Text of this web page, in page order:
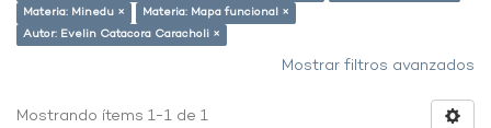
Materia: Minedu ×
Materia: Mapa funcional ×
Autor: Evelin Catacora Caracholi ×
Mostrar filtros avanzados
Mostrando ítems 1-1 de 1